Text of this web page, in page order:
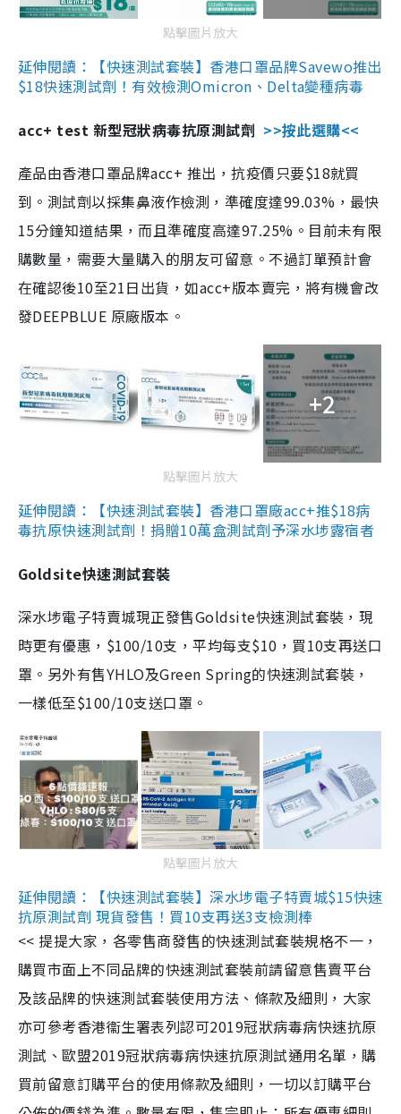
點擊圖片放大
延伸閱讀：【快速測試套裝】香港口罩品牌Savewo推出
$18快速測試劑！有效檢測Omicron、Delta變種病毒
acc+ test 新型冠狀病毒抗原測試劑 >>按此選購<<
產品由香港口罩品牌acc+ 推出，抗疫價只要$18就買
到。測試劑以採集鼻液作檢測，準確度達99.03%，最快
15分鐘知道結果，而且準確度高達97.25%。目前未有限
購數量，需要大量購入的朋友可留意。不過訂單預計會
在確認後10至21日出貨，如acc+版本賣完，將有機會改
發DEEPBLUE 原廠版本。
+2
點擊圖片放大
延伸閱讀：【快速測試套裝】香港口罩廠acc+推$18病
毒抗原快速測試劑！捐贈10萬盒測試劑予深水埗露宿者
Goldsite快速測試套裝
深水埗電子特賣城現正發售Goldsite快速測試套裝，現
時更有優惠，$100/10支，平均每支$10，買10支再送口
罩。另外有售YHLO及Green Spring的快速測試套裝，
一樣低至$100/10支送口罩。
點擊圖片放大
延伸閱讀：【快速測試套裝】深水埗電子特賣城$15快速
抗原測試劑 現貨發售！買10支再送3支檢測棒
<< 提提大家，各零售商發售的快速測試套裝規格不一，
購買市面上不同品牌的快速測試套裝前請留意售賣平台
及該品牌的快速測試套裝使用方法、條款及細則，大家
亦可參考香港衞生署表列認可2019冠狀病毒病快速抗原
測試、歐盟2019冠狀病毒病快速抗原測試通用名單，購
買前留意訂購平台的使用條款及細則，一切以訂購平台